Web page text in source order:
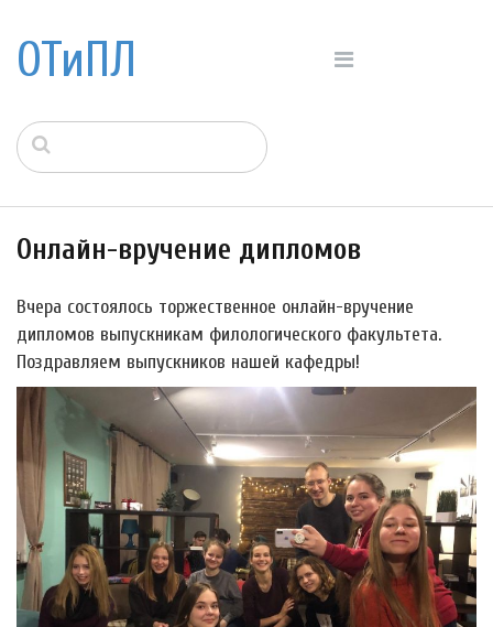
ОТиПЛ
Онлайн-вручение дипломов
Вчера состоялось торжественное онлайн-вручение
дипломов выпускникам филологического факультета.
Поздравляем выпускников нашей кафедры!